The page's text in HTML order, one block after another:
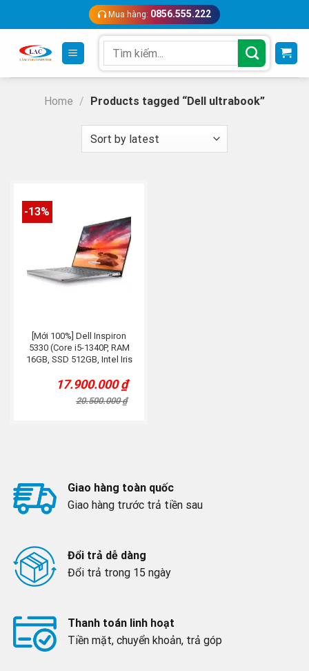
content
Mua hàng: 0856.555.222
for:
Home / Products tagged “Dell ultrabook”
-13%
[Mới 100%] Dell Inspiron
5330 (Core i5-1340P, RAM
16GB, SSD 512GB, Intel Iris
)
20.500.000₫
Original
price
was:
17.900.000₫
Current
price
is:
Giao hàng toàn quốc
Giao hàng trước trả tiền sau
Đổi trả dễ dàng
Đổi trả trong 15 ngày
Thanh toán linh hoạt
Tiền mặt, chuyển khoản, trả góp